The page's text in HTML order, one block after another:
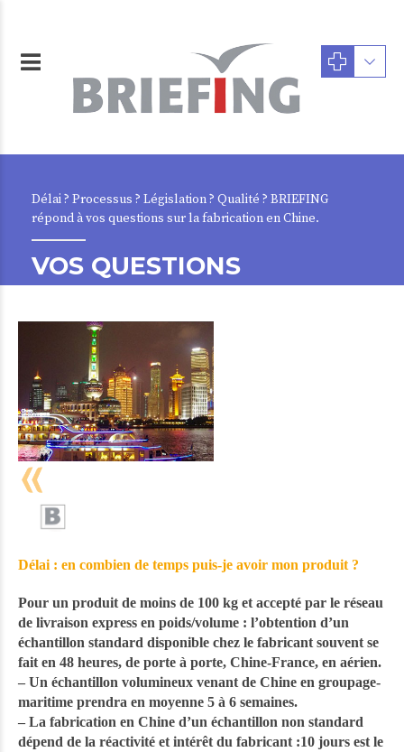
Délai ? Processus ? Législation ? Qualité ? BRIEFING
répond à vos questions sur la fabrication en Chine.
VOS QUESTIONS
Délai : en combien de temps puis-je avoir mon produit ?
Pour un produit de moins de 100 kg et accepté par le réseau
de livraison express en poids/volume : l’obtention d’un
échantillon standard disponible chez le fabricant souvent se
fait en 48 heures, de porte à porte, Chine-France, en aérien.
– Un échantillon volumineux venant de Chine en groupage-
maritime prendra en moyenne 5 à 6 semaines.
– La fabrication en Chine d’un échantillon non standard
dépend de la réactivité et intérêt du fabricant :10 jours est le